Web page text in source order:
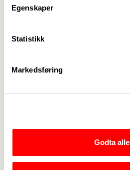
Egenskaper
Statistikk
Markedsføring
Godta alle
Glad for at flere vil bli
Webredaktør for